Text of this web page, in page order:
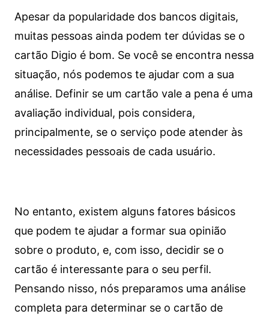
Apesar da popularidade dos bancos digitais,
muitas pessoas ainda podem ter dúvidas se o
cartão Digio é bom. Se você se encontra nessa
situação, nós podemos te ajudar com a sua
análise. Definir se um cartão vale a pena é uma
avaliação individual, pois considera,
principalmente, se o serviço pode atender às
necessidades pessoais de cada usuário.
No entanto, existem alguns fatores básicos
que podem te ajudar a formar sua opinião
sobre o produto, e, com isso, decidir se o
cartão é interessante para o seu perfil.
Pensando nisso, nós preparamos uma análise
completa para determinar se o cartão de